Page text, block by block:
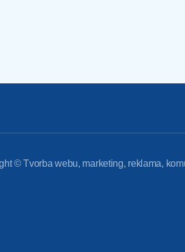
© Tvorba webu, marketing, reklama,